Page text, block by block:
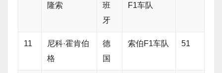
隆索
班
牙
F1车队
11
尼科·霍肯伯
格
德
国
索伯F1车队 51